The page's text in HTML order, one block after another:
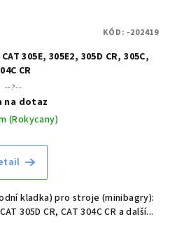
305E, 305E2, 305D CR, 305C,
CR
--?--
na dotaz
(Rokycany)
kladka) pro stroje (minibagry):
305D CR, CAT 304C CR a další...
KÓD: -202419